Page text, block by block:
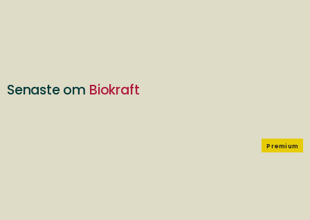
Senaste om Biokraft
Premium